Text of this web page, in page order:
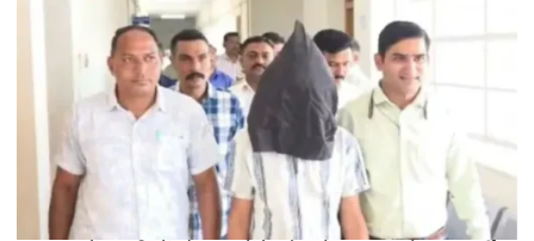
का
बड़ा
सियासी
संदेश,
मंच
पर
RLD
नेताओं